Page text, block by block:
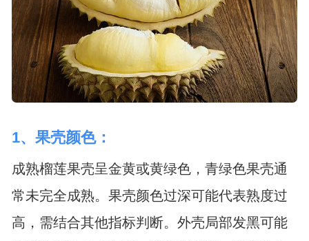
1、果壳颜色：
成熟榴莲果壳呈金黄或黄绿色，青绿色果壳通
常未完全成熟。果壳颜色过深可能代表熟度过
高，需结合其他指标判断。外壳局部发黑可能